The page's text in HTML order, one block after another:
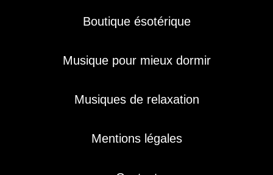
Boutique ésotérique
Musique pour mieux dormir
Musiques de relaxation
Mentions légales